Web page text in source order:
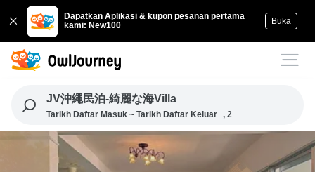
Dapatkan Aplikasi & kupon pesanan pertama
kami: New100
Buka
JV沖繩民泊-綺麗な海Villa
Tarikh Daftar Masuk ~ Tarikh Daftar Keluar , 2